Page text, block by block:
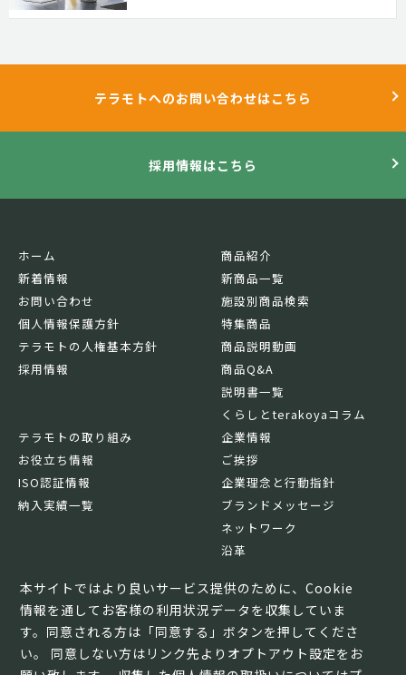
本サイトではより良いサービス提供のために、Cookie
情報を通してお客様の利用状況データを収集していま
す。同意される方は「同意する」ボタンを押してくださ
い。 同意しない方はリンク先よりオプトアウト設定をお
テラモトへのお問い合わせはこちら
採用情報はこちら
ホーム
新着情報
お問い合わせ
個人情報保護方針
テラモトの人権基本方針
採用情報
商品紹介
新商品一覧
施設別商品検索
特集商品
商品説明動画
商品Q&A
説明書一覧
くらしとterakoyaコラム
テラモトの取り組み
お役立ち情報
ISO認証情報
納入実績一覧
企業情報
ご挨拶
企業理念と行動指針
ブランドメッセージ
ネットワーク
沿革